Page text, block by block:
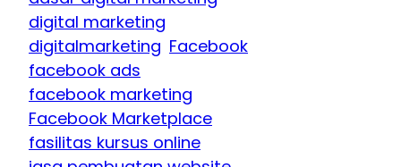
digital marketing
digitalmarketing Facebook
facebook ads
facebook marketing
Facebook Marketplace
fasilitas kursus online